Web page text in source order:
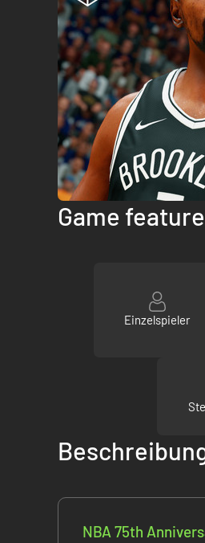
Game
Einzelspieler
NBA 75th